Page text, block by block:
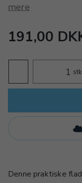
mere
191,00
stk.
Denne praktiske